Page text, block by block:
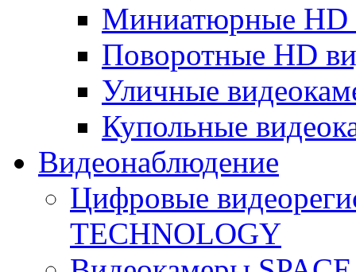
Миниатюрные HD
Поворотные HD
Уличные
Купольные
Видеонаблюдение
Цифровые
TECHNOLOGY